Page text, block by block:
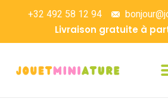
+32 492 58 12 94
Livraison gratuite à